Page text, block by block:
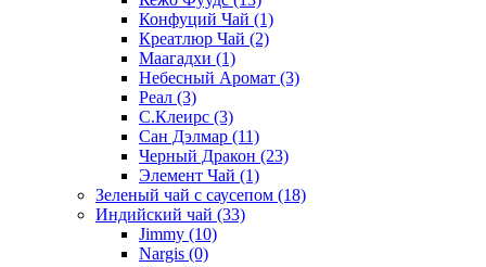
Конфуций Чай (1)
Креатлюр Чай (2)
Маагадхи (1)
Небесный Аромат (3)
Реал (3)
С.Клеирс (3)
Сан Дэлмар (11)
Черный Дракон (23)
Элемент Чай (1)
Зеленый чай с саусепом (18)
Индийский чай (33)
Jimmy (10)
Nargis (0)